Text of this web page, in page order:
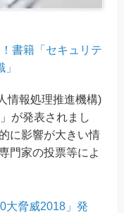
書籍「セキュリテ
情報処理推進機構)
」が発表されまし
に影響が大きい情
門家の投票等によ
大脅威2018」発